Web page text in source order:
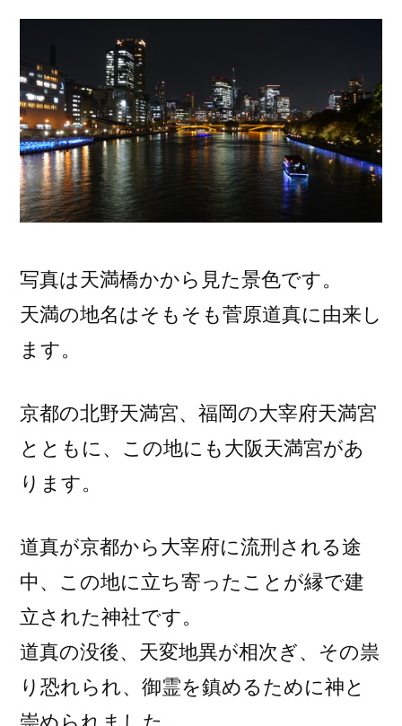
写真は天満橋かから見た景色です。
天満の地名はそもそも菅原道真に由来し
ます。
京都の北野天満宮、福岡の大宰府天満宮
とともに、この地にも大阪天満宮があ
ります。
道真が京都から大宰府に流刑される途
中、この地に立ち寄ったことが縁で建
立された神社です。
道真の没後、天変地異が相次ぎ、その祟
り恐れられ、御霊を鎮めるために神と